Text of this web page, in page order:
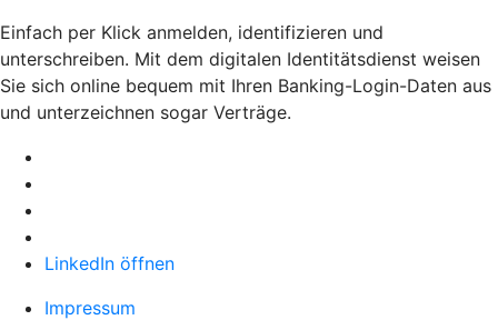
Einfach per Klick anmelden, identifizieren und
unterschreiben. Mit dem digitalen Identitätsdienst weisen
Sie sich online bequem mit Ihren Banking-Login-Daten aus
und unterzeichnen sogar Verträge.
LinkedIn öffnen
Impressum